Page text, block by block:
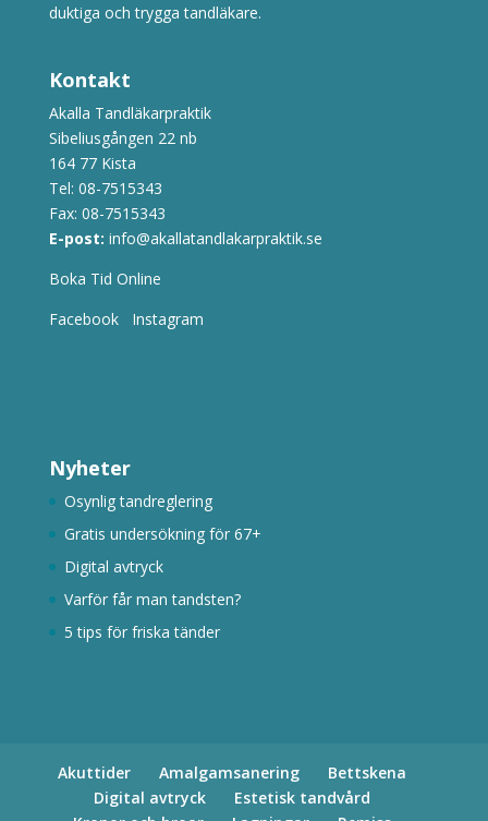
duktiga och trygga tandläkare.
Kontakt
Akalla Tandläkarpraktik
Sibeliusgången 22 nb
164 77 Kista
Tel: 08-7515343
Fax: 08-7515343
E-post: info@akallatandlakarpraktik.se
Boka Tid Online
Facebook
Instagram
Nyheter
Osynlig tandreglering
Gratis undersökning för 67+
Digital avtryck
Varför får man tandsten?
5 tips för friska tänder
Akuttider Amalgamsanering
Bettskena
Digital avtryck
Estetisk tandvård